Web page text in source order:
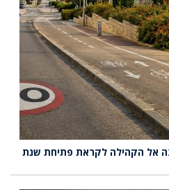
אל הקהילה לקראת פתיחת שנת